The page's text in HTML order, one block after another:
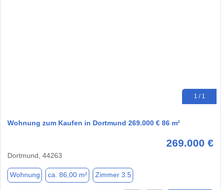
1 / 1
Wohnung zum Kaufen in Dortmund 269.000 € 86 m²
269.000 €
Dortmund, 44263
Wohnung ca. 86,00 m² Zimmer 3.5